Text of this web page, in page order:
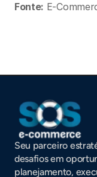
Fonte: E-
Seu parceiro
desafios em
planejamento,